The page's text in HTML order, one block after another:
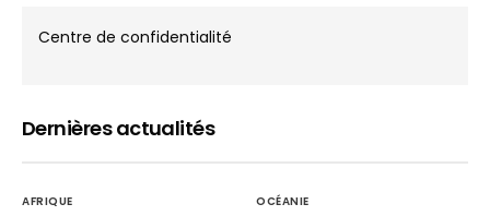
Centre de confidentialité
Dernières actualités
AFRIQUE OCÉANIE